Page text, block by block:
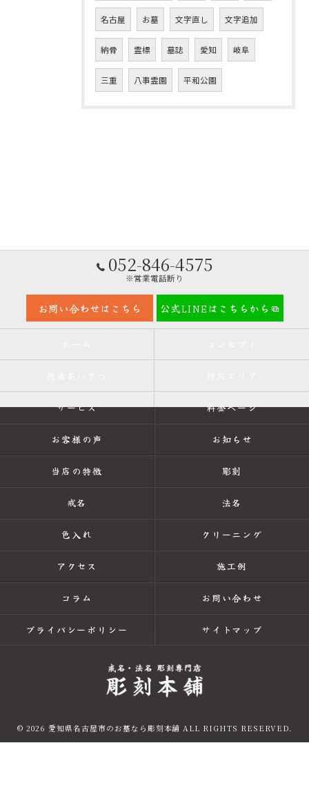
名古屋 お墓 文字直し 文字追加
納骨 霊標 墓誌 愛知 岐阜
三重 八事霊園 平和公園
052-846-4575
※営業電話断り
お問い合わせはこちら 公式LINEはこちらから
サービス 料金ページ
お客様の声 お知らせ
当店の特徴 彫刻
戒名 法名
色入れ クリーニング
アクセス 施工例
コラム お問い合わせ
プライバシーポリシー サイトマップ
© 2026 愛知県名古屋市のお墓なら彫刻本舗 ALL RIGHTS RESERVED.